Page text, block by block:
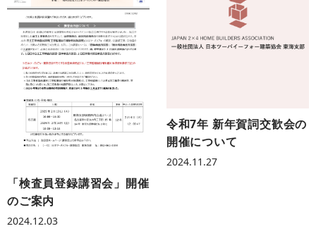
「検査員登録講習会」開催
のご案内
2024.12.03
令和7年 新年賀詞交歓会の
開催について
2024.11.27